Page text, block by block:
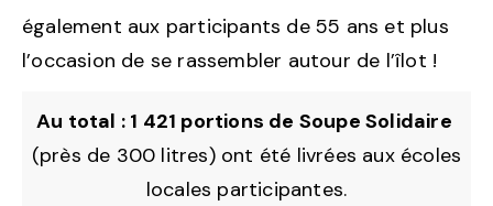
également aux participants de 55 ans et plus
l’occasion de se rassembler autour de l’îlot !
Au total : 1 421 portions de Soupe Solidaire
(près de 300 litres) ont été livrées aux écoles
locales participantes.